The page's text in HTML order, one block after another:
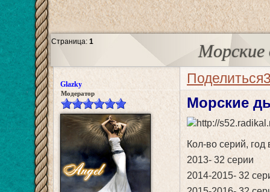
Морские
Страница:1
Поделиться
Glazky
Модератор
Морские
Кол-во серий, год
2013- 32 серии
2014-2015- 32